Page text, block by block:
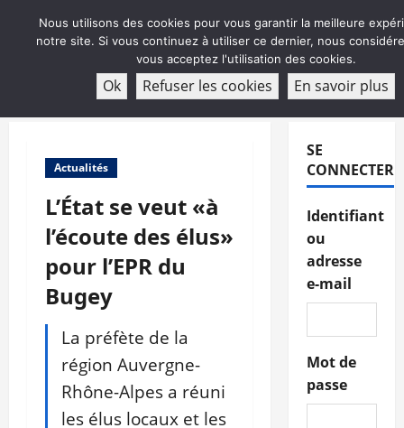
ABONNEMENT
Actualités
L’État se veut «à
l’écoute des élus»
pour l’EPR du
Bugey
La préfète de la
région Auvergne-
Rhône-Alpes a réuni
les élus locaux et les
SE
CONNECTER
Identifiant
ou
adresse
e-mail
Mot de
passe
Nous utilisons des cookies pour vous garantir la meilleure
notre site. Si vous continuez à utiliser ce dernier, nous
vous acceptez l'utilisation des cookies.
Ok Refuser les cookies En savoir plus